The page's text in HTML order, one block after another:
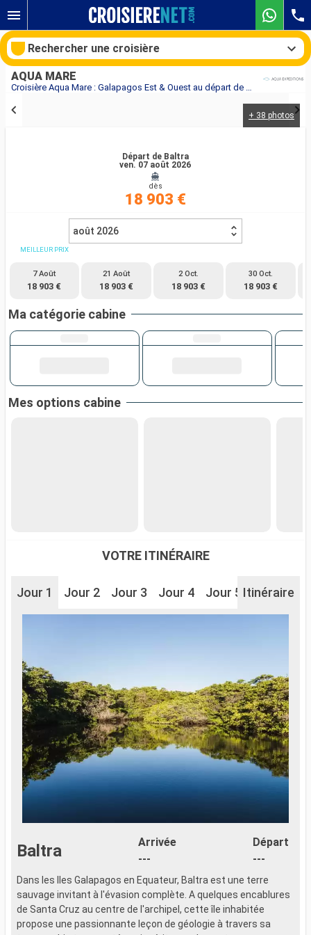
Croisière Aqua Mare : Galapagos Est & Ouest au départ de Baltra
AQUA MARE
+ 38 photos
Départ de Baltra
ven. 07 août 2026
dès
18 903 €
août 2026
MEILLEUR PRIX
7 Août
18 903 €
21 Août
18 903 €
2 Oct.
18 903 €
30 Oct.
18 903 €
Ma catégorie cabine
Mes options cabine
VOTRE ITINÉRAIRE
Jour 1 Jour 2 Jour 3 Jour 4 Jour 5 Jour 6
Itinéraire
Baltra
Arrivée
---
Départ
---
Dans les Iles Galapagos en Equateur, Baltra est une terre
sauvage invitant à l'évasion complète. A quelques encablures
de Santa Cruz au centre de l'archipel, cette île inhabitée
propose une passionnante leçon de géologie à travers sa
Rechercher une croisière
Rechercher